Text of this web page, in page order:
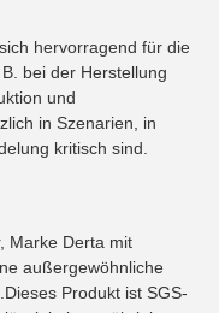
hervorragend für die
bei der Herstellung
und
in Szenarien, in
kritisch sind.
Marke Derta mit
außergewöhnliche
Produkt ist SGS-